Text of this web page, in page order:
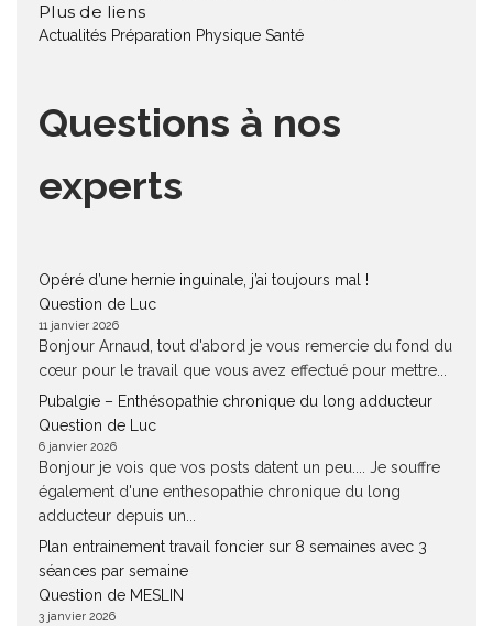
Plus de liens
Actualités Préparation Physique Santé
Questions à nos
experts
Opéré d’une hernie inguinale, j’ai toujours mal !
Question de Luc
11 janvier 2026
Bonjour Arnaud, tout d'abord je vous remercie du fond du
cœur pour le travail que vous avez effectué pour mettre...
Pubalgie – Enthésopathie chronique du long adducteur
Question de Luc
6 janvier 2026
Bonjour je vois que vos posts datent un peu.... Je souffre
également d'une enthesopathie chronique du long
adducteur depuis un...
Plan entrainement travail foncier sur 8 semaines avec 3
séances par semaine
Question de MESLIN
3 janvier 2026